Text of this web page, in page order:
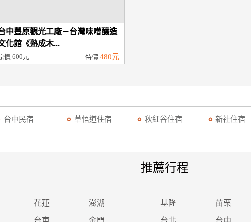
中豐原觀光工廠－台灣味噌釀造
化館《熟成木...
價600元 特價480元
台中民宿 草悟道住宿 秋紅谷住宿 新社住宿
花蓮 澎湖
台東 金門
推薦行程
基隆 苗栗
台北 台中